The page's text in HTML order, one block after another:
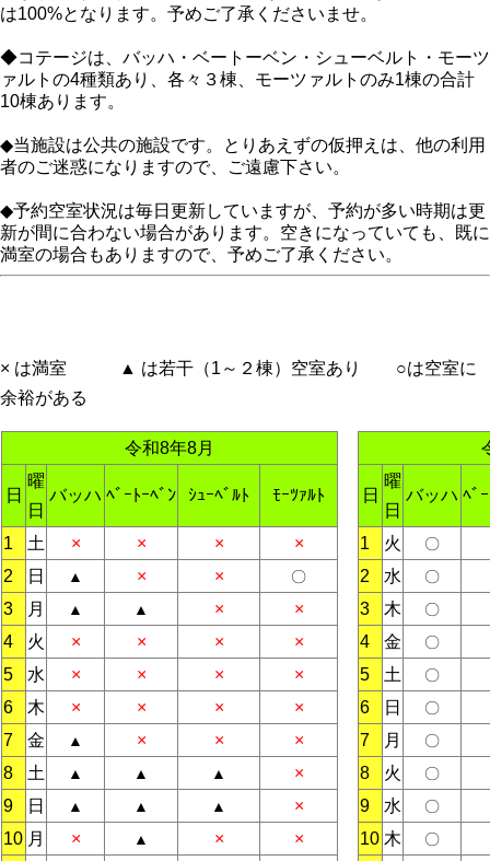
は100%となります。予めご了承くださいませ。
◆コテージは、バッハ・ベートーベン・シューベルト・モーツ
ァルトの4種類あり、各々３棟、モーツァルトのみ1棟の合計
10棟あります。
◆当施設は公共の施設です。とりあえずの仮押えは、他の利用
者のご迷惑になりますので、ご遠慮下さい。
◆予約空室状況は毎日更新していますが、予約が多い時期は更
新が間に合わない場合があります。空きになっていても、既に
満室の場合もありますので、予めご了承ください。
× は満室 ▲ は若干（1～２棟）空室あり ○は空室に
余裕がある
令和8年8月
日
曜
日
バッハ ﾍﾞｰﾄｰﾍﾞﾝ ｼｭｰﾍﾞﾙﾄ ﾓｰﾂｧﾙﾄ
1 土 × × ×
×
2
日 ▲ × × 〇
3 月 ▲ ▲ ×
×
4
火 × × ×
×
5
水 × × ×
×
6
木 × × ×
×
7
金 ▲ × ×
×
8
土 ▲ ▲ ▲
×
9
日 ▲ ▲ ▲
×
10 月 × ▲ ×
×
日
曜
日
バッハ ﾍﾞ
1 火 〇
2 水 〇
3 木 〇
4 金 〇
5 土 〇
6 日 〇
7 月 〇
8 火 〇
9 水 〇
10 木 〇